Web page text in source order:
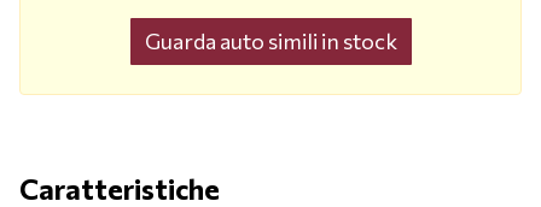
Guarda auto simili in stock
Caratteristiche